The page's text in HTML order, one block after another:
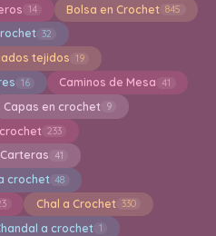
14 Bolsa en Crochet 845
32
tejidos 19
16 Caminos de Mesa 41
Capas en crochet 9
233
Carteras 41
crochet 48
Chal a Crochet 330
a crochet 1